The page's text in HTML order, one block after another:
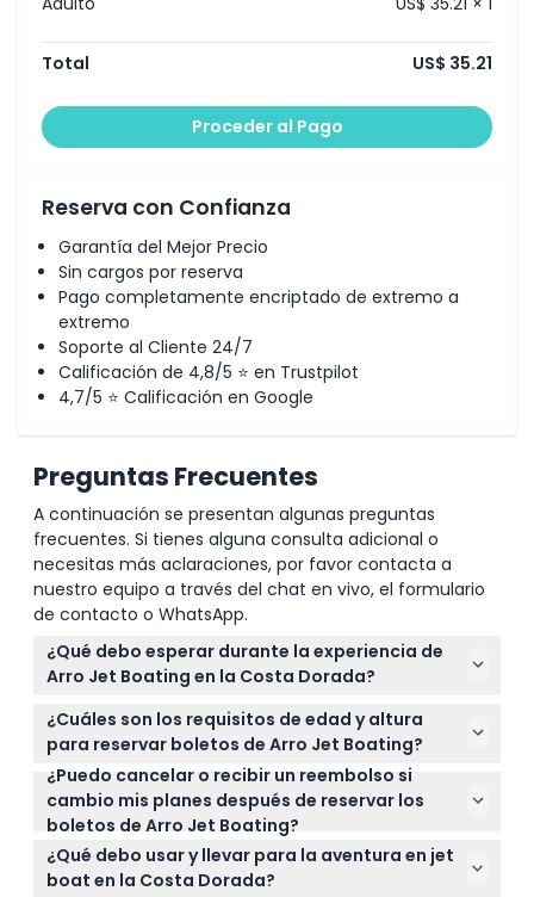
Política de Cancelación
Total US$ 35.21
Proceder al Pago
Reserva con Confianza
Garantía del Mejor Precio
Sin cargos por reserva
Pago completamente encriptado de extremo a
extremo
Soporte al Cliente 24/7
Calificación de 4,8/5 ⭐ en Trustpilot
4,7/5 ⭐ Calificación en Google
Preguntas Frecuentes
A continuación se presentan algunas preguntas
frecuentes. Si tienes alguna consulta adicional o
necesitas más aclaraciones, por favor contacta a
nuestro equipo a través del chat en vivo, el formulario
de contacto o WhatsApp.
¿Qué debo esperar durante la experiencia de
Arro Jet Boating en la Costa Dorada?
Disfrutarás de un emocionante paseo de 45
minutos con giros de alta velocidad, vueltas y
maniobras de 360 grados en la hermosa ensenada
de la Costa Dorada. La experiencia incluye una
charla de seguridad y es dirigida por un piloto
amable y experimentado.
¿Cuáles son los requisitos de edad y altura
para reservar boletos de Arro Jet Boating?
Los participantes deben tener al menos 5 años, y
los niños de 5 a 13 años deben estar acompañados
por un adulto que pague. Además, los huéspedes
deben medir más de 1.1 metros para unirse al
paseo.
¿Puedo cancelar o recibir un reembolso si
cambio mis planes después de reservar los
boletos de Arro Jet Boating?
Todos los boletos no son reembolsables y no
pueden cancelarse, por lo que deberás usar tu
¿Qué debo usar y llevar para la aventura en jet
boat en la Costa Dorada?